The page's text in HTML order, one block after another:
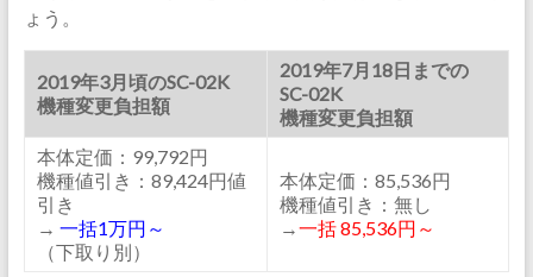
ょう。
2019年3月頃のSC-02K
機種変更負担額
2019年7月18日までの
SC-02K
機種変更負担額
本体定価：99,792円
機種値引き：89,424円値
引き
→ 一括1万円～
（下取り別）
本体定価：85,536円
機種値引き：無し
→一括 85,536円～